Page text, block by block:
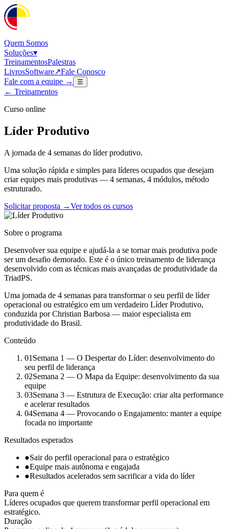
Quem Somos
Soluções▾
TreinamentosPalestras
LivrosSoftware↗Fale Conosco
Fale com a equipe →
☰
← Treinamentos
Curso online
Líder Produtivo
A jornada de 4 semanas do líder produtivo.
Uma solução rápida e simples para líderes ocupados que desejam
criar equipes mais produtivas — 4 semanas, 4 módulos, método
estruturado.
Solicitar proposta →Ver todos os cursos
Sobre o programa
Desenvolver sua equipe e ajudá-la a se tornar mais produtiva pode
ser um desafio demorado. Este é o único treinamento de liderança
desenvolvido com as técnicas mais avançadas de produtividade da
TriadPS.
Uma jornada de 4 semanas para transformar o seu perfil de líder
operacional ou estratégico em um verdadeiro Líder Produtivo,
conduzida por Christian Barbosa — maior especialista em
produtividade do Brasil.
Conteúdo
01 Semana 1 — O Despertar do Líder: desenvolvimento do
seu perfil de liderança
02Semana 2 — O Mapa da Equipe: desenvolvimento da sua
equipe
03Semana 3 — Estrutura de Execução: criar alta performance
e acelerar resultados
04Semana 4 — Provocando o Engajamento: manter a equipe
focada no importante
Resultados esperados
●Sair do perfil operacional para o estratégico
●Equipe mais autônoma e engajada
●Resultados acelerados sem sacrificar a vida do líder
Para quem é
Líderes ocupados que querem transformar perfil operacional em
estratégico.
Duração